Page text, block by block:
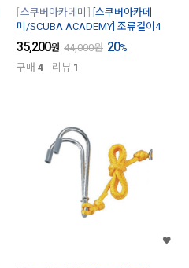
스쿠버아카데미
[스쿠버아카데
미/SCUBA ACADEMY] 조류걸이4
35,200원 44,000원 20%
구매 4 리뷰 1